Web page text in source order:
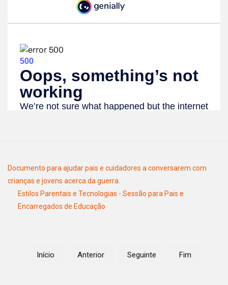
Documento para ajudar pais e cuidadores a conversarem com
crianças e jovens acerca da guerra.
Estilos Parentais e Tecnologias - Sessão para Pais e
Encarregados de Educação
Início Anterior Seguinte Fim